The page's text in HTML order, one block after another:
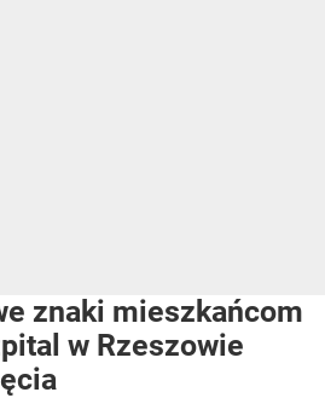
znaki mieszkańcom
w Rzeszowie